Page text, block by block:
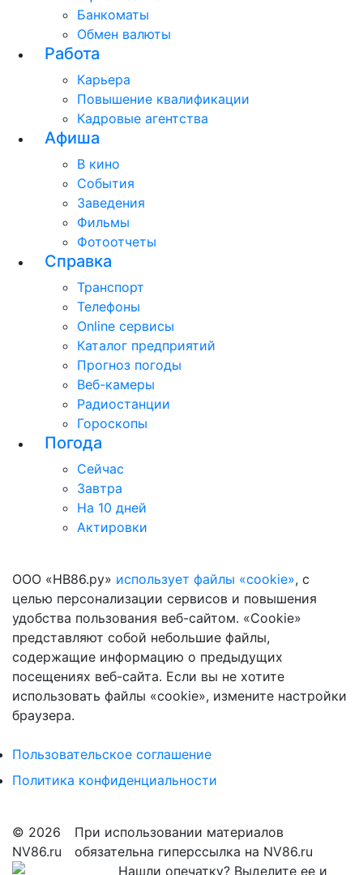
Банкоматы
Обмен валюты
Работа
Карьера
Повышение квалификации
Кадровые агентства
Афиша
В кино
События
Заведения
Фильмы
Фотоотчеты
Справка
Транспорт
Телефоны
Online сервисы
Каталог предприятий
Прогноз погоды
Веб-камеры
Радиостанции
Гороскопы
Погода
Сейчас
Завтра
На 10 дней
Актировки
ООО «НВ86.ру» использует файлы «cookie», с
целью персонализации сервисов и повышения
удобства пользования веб-сайтом. «Cookie»
представляют собой небольшие файлы,
содержащие информацию о предыдущих
посещениях веб-сайта. Если вы не хотите
использовать файлы «cookie», измените настройки
браузера.
Пользовательское соглашение
Политика конфиденциальности
© 2026
NV86.ru
При использовании материалов
обязательна гиперссылка на NV86.ru
Нашли опечатку? Выделите ее и